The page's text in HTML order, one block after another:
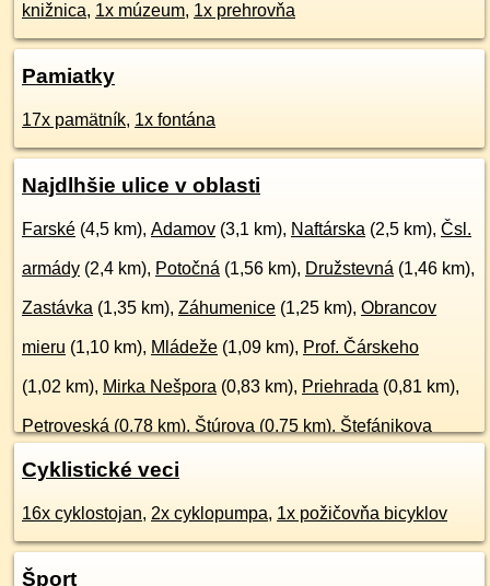
knižnica, 1x múzeum, 1x prehrovňa
Pamiatky
17x pamätník, 1x fontána
Najdlhšie ulice v oblasti
Farské (4,5 km), Adamov (3,1 km), Naftárska (2,5 km), Čsl.
armády (2,4 km), Potočná (1,56 km), Družstevná (1,46 km),
Zastávka (1,35 km), Záhumenice (1,25 km), Obrancov
mieru (1,10 km), Mládeže (1,09 km), Prof. Čárskeho
(1,02 km), Mirka Nešpora (0,83 km), Priehrada (0,81 km),
Petroveská (0,78 km), Štúrova (0,75 km), Štefánikova
(0,74 km),Kúcanka(0,71 km),
Halaštava (666 m), Lesná (654 m), viac ...
Cyklistické veci
16x cyklostojan, 2x cyklopumpa, 1x požičovňa bicyklov
Šport